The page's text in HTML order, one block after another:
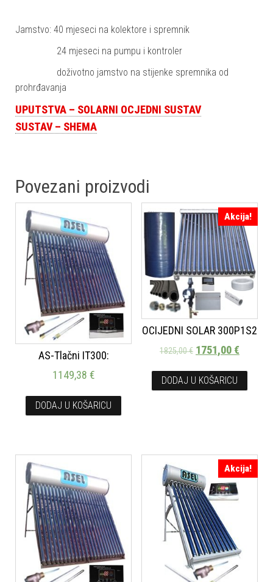
Jamstvo: 40 mjeseci na kolektore i spremnik
24 mjeseci na pumpu i kontroler
doživotno jamstvo na stijenke spremnika od
prohrđavanja
UPUTSTVA – SOLARNI OCJEDNI SUSTAV
SUSTAV – SHEMA
Povezani proizvodi
AS-Tlačni IT300:
1149,38 €
DODAJ U KOŠARICU
Akcija!
OCIJEDNI SOLAR 300P1S2
1825,00€ 1751,00€
DODAJ U KOŠARICU
Akcija!